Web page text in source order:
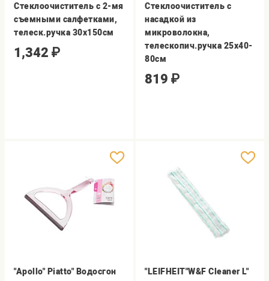
Стеклоочиститель с 2-мя
съемными салфетками,
телеск.ручка 30х150см
1,342 ₽
Стеклоочиститель с
насадкой из
микроволокна,
телескопич.ручка 25х40-
80см
819 ₽
"Apollo" Piatto" Водосгон
"LEIFHEIT"W&F Cleaner L"